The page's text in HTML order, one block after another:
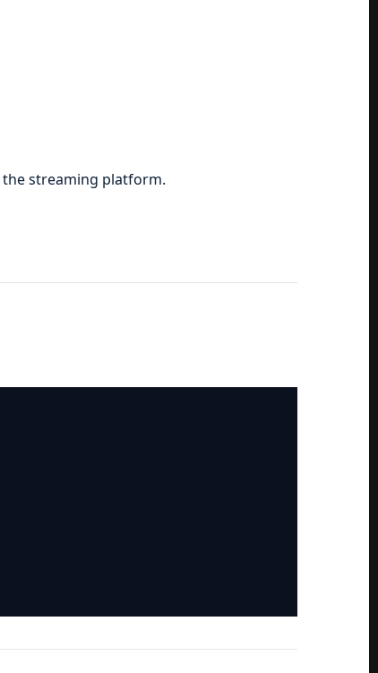
the streaming platform.